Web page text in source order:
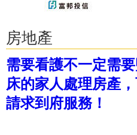
房地產
需要看護不一定需
床的家人處理房產
請求到府服務！